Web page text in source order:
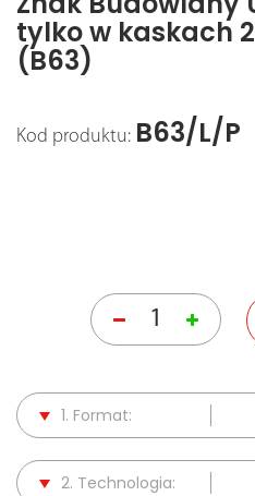
tylko w kaskach
(B63)
Kod produktu: B63/L/P
1. Format:
2. Technologia: